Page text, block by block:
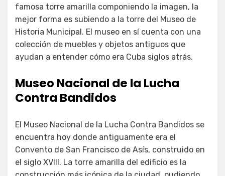
famosa torre amarilla componiendo la imagen, la
mejor forma es subiendo a la torre del Museo de
Historia Municipal. El museo en sí cuenta con una
colección de muebles y objetos antiguos que
ayudan a entender cómo era Cuba siglos atrás.
Museo Nacional de la Lucha
Contra Bandidos
El Museo Nacional de la Lucha Contra Bandidos se
encuentra hoy donde antiguamente era el
Convento de San Francisco de Asís, construido en
el siglo XVIII. La torre amarilla del edificio es la